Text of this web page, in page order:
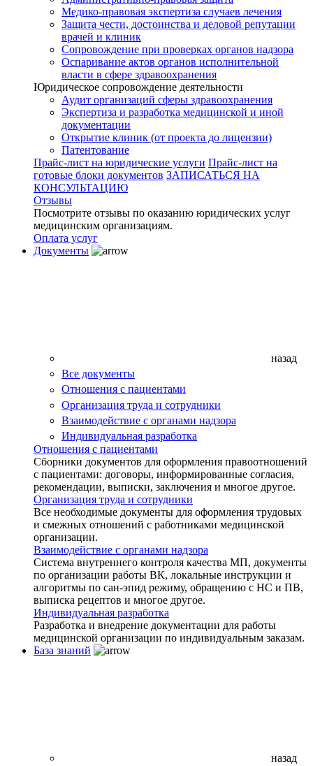
Медико-правовая экспертиза случаев лечения
Защита чести, достоинства и деловой репутации
врачей и клиник
Сопровождение при проверках органов надзора
Оспаривание актов органов исполнительной
власти в сфере здравоохранения
Юридическое сопровождение деятельности
Аудит организаций сферы здравоохранения
Экспертиза и разработка медицинской и иной
документации
Открытие клиник (от проекта до лицензии)
Патентование
Прайс-лист на юридические услуги Прайс-лист на
готовые блоки документов ЗАПИСАТЬСЯ НА
КОНСУЛЬТАЦИЮ
Отзывы
Посмотрите отзывы по оказанию юридических услуг
медицинским организациям.
Оплата услуг
Документы
назад
Все документы
Отношения с пациентами
Организация труда и сотрудники
Взаимодействие с органами надзора
Индивидуальная разработка
Отношения с пациентами
Сборники документов для оформления правоотношений
с пациентами: договоры, информированные согласия,
рекомендации, выписки, заключения и многое другое.
Организация труда и сотрудники
Все необходимые документы для оформления трудовых
и смежных отношений с работниками медицинской
организации.
Взаимодействие с органами надзора
Система внутреннего контроля качества МП, документы
по организации работы ВК, локальные инструкции и
алгоритмы по сан-эпид режиму, обращению с НС и ПВ,
выписка рецептов и многое другое.
Индивидуальная разработка
Разработка и внедрение документации для работы
медицинской организации по индивидуальным заказам.
База знаний
назад